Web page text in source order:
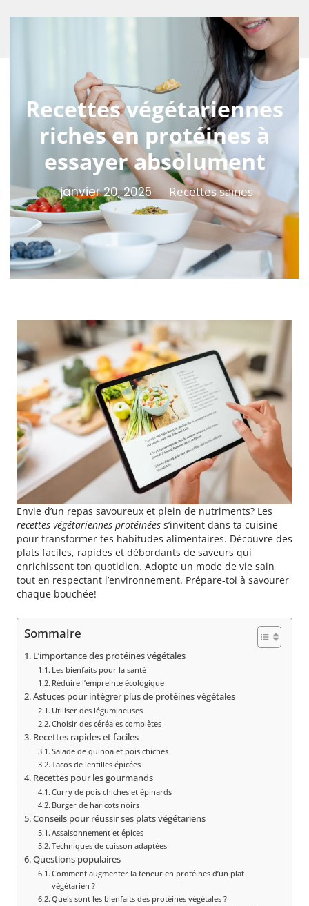
Recettes végétariennes
riches en protéines à
essayer absolument
janvier 20, 2025 Recettes saines
Envie d’un repas savoureux et plein de nutriments? Les
recettes végétariennes protéinées s’invitent dans ta cuisine
pour transformer tes habitudes alimentaires. Découvre des
plats faciles, rapides et débordants de saveurs qui
enrichissent ton quotidien. Adopte un mode de vie sain
tout en respectant l’environnement. Prépare-toi à savourer
chaque bouchée!
Sommaire
L’importance des protéines végétales
Les bienfaits pour la santé
Réduire l’empreinte écologique
Astuces pour intégrer plus de protéines végétales
Utiliser des légumineuses
Choisir des céréales complètes
Recettes rapides et faciles
Salade de quinoa et pois chiches
Tacos de lentilles épicées
Recettes pour les gourmands
Curry de pois chiches et épinards
Burger de haricots noirs
Conseils pour réussir ses plats végétariens
Assaisonnement et épices
Techniques de cuisson adaptées
Questions populaires
Comment augmenter la teneur en protéines d’un plat
végétarien ?
Quels sont les bienfaits des protéines végétales ?